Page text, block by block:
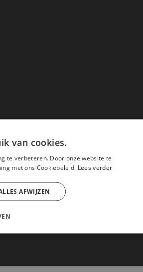
van nieuwe
van cookies.
te verbeteren. Door onze website te
met ons Cookiebeleid. Lees verder
AFWIJZEN